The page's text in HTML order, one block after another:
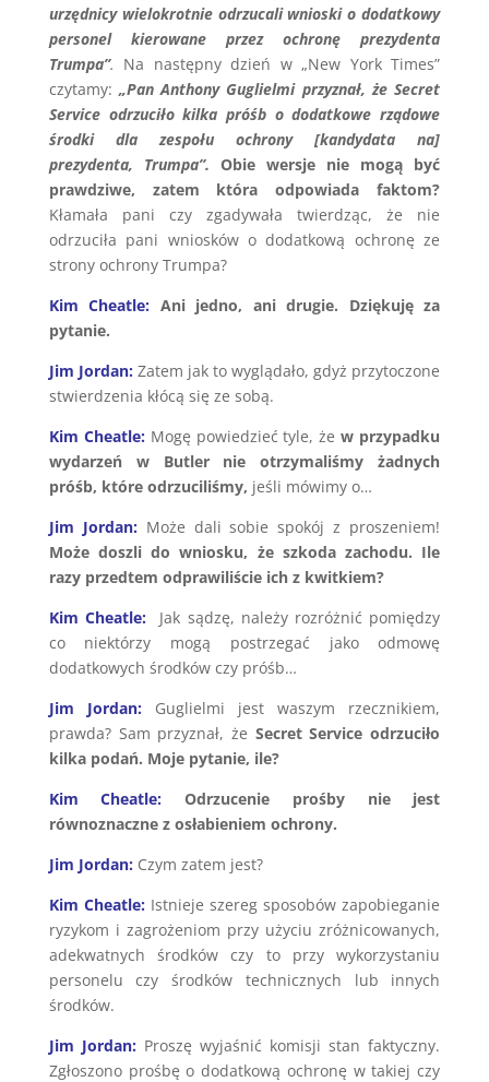
urzędnicy wielokrotnie odrzucali wnioski o dodatkowy
personel kierowane przez ochronę prezydenta
Trumpa”. Na następny dzień w „New York Times”
czytamy:„Pan Anthony Guglielmi przyznał, że Secret
Service odrzuciło kilka próśb o dodatkowe rządowe
środki dla zespołu ochrony [kandydata na]
prezydenta, Trumpa”. Obie wersje nie mogą być
prawdziwe, zatem która odpowiada faktom?
Kłamała pani czy zgadywała twierdząc, że nie
odrzuciła pani wniosków o dodatkową ochronę ze
strony ochrony Trumpa?
Kim Cheatle: Ani jedno, ani drugie. Dziękuję za
pytanie.
Jim Jordan: Zatem jak to wyglądało, gdyż przytoczone
stwierdzenia kłócą się ze sobą.
Kim Cheatle: Mogę powiedzieć tyle, żew przypadku
wydarzeń w Butler nie otrzymaliśmy żadnych
próśb, które odrzuciliśmy, jeśli mówimy o…
Jim Jordan: Może dali sobie spokój z proszeniem!
Może doszli do wniosku, że szkoda zachodu. Ile
razy przedtem odprawiliście ich z kwitkiem?
Kim Cheatle: Jak sądzę, należy rozróżnić pomiędzy
co niektórzy mogą postrzegać jako odmowę
dodatkowych środków czy próśb…
Jim Jordan: Guglielmi jest waszym rzecznikiem,
prawda? Sam przyznał, że Secret Service odrzuciło
kilka podań. Moje pytanie, ile?
Kim Cheatle: Odrzucenie prośby nie jest
równoznaczne z osłabieniem ochrony.
Jim Jordan: Czym zatem jest?
Kim Cheatle: Istnieje szereg sposobów zapobieganie
ryzykom i zagrożeniom przy użyciu zróżnicowanych,
adekwatnych środków czy to przy wykorzystaniu
personelu czy środków technicznych lub innych
środków.
Jim Jordan: Proszę wyjaśnić komisji stan faktyczny.
Zgłoszono prośbę o dodatkową ochronę w takiej czy